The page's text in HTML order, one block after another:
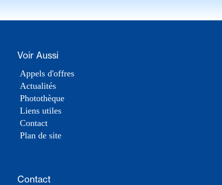
Voir Aussi
Appels d'offres
Actualités
Photothèque
Liens utiles
Contact
Plan de site
Contact